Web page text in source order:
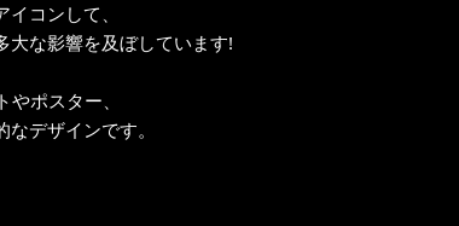
コンして、
大な影響を及ぼしています!
ポスター、
デザインです。